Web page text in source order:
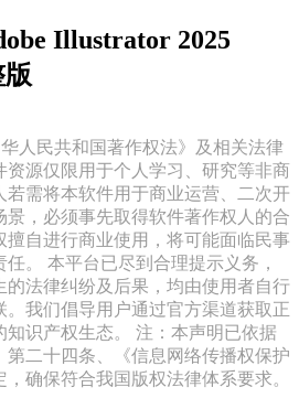
Illustrator 2025
版
人民共和国著作权法》及相关法律
源仅限用于个人学习、研究等非商
若需将本软件用于商业运营、二次开
景，必须事先取得软件著作权人的合
自进行商业使用，将可能面临民事
。 本平台已尽到合理提示义务，
的法律纠纷及后果，均由使用者自行
。我们倡导用户通过官方渠道获取正
知识产权生态。 注：本声明已依据
第二十四条、《信息网络传播权保护
确保符合我国版权法律体系要求。